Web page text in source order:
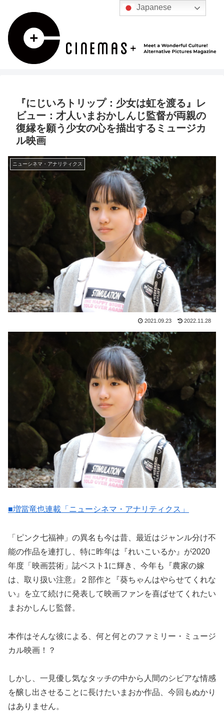
『にじいろトリップ：少女は虹を渡る』レ
ビュー：才人いまおかしんじ監督が両親の
復縁を願う少女の心を描出するミュージカ
ル映画
ニューシネマ・アナリティクス
2021.09.23 2022.11.28
■増當竜也連載「ニューシネマ・アナリティクス」
「ピンク七福神」の異名も今は昔、最近はジャンル分け不
能の作品を連打し、特に昨年は『れいこいるか』が2020
年度「映画芸術」誌ベスト1に輝き、今年も『農家の嫁
は、取り扱い注意』２部作と『葵ちゃんはやらせてくれな
い』を立て続けに発表して映画ファンを喜ばせてくれたい
まおかしんじ監督。
本作はそんな彼による、何と何とのファミリー・ミュージ
カル映画！？
しかし、一見優し気なタッチの中から人間のシビアな情感
を醸し出させることに長けたいまおか作品、今回もぬかり
はありません。
Japanese